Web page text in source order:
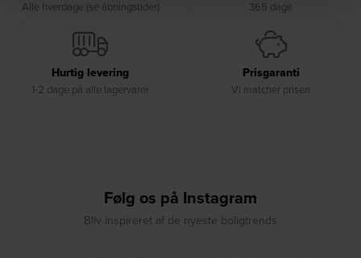
Alle hverdage (se åbningstider) 365 dage
Hurtig levering
1-2 dage på alle lagervarer
Prisgaranti
Vi matcher prisen
Følg os på Instagram
Bliv inspireret af de nyeste boligtrends